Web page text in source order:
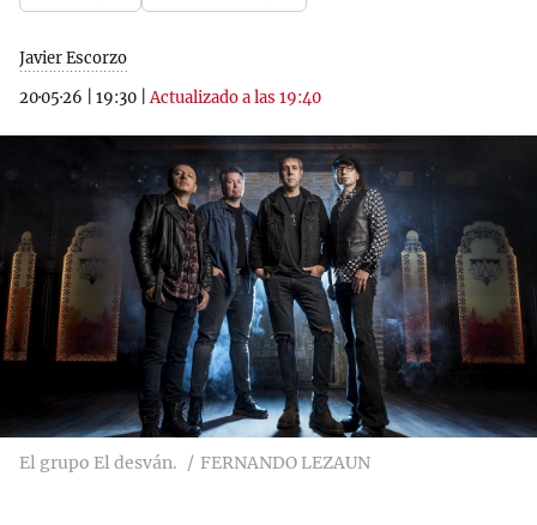
Javier Escorzo
20·05·26
19:30 |Actualizado a las 19:40
El grupo El desván. FERNANDO LEZAUN